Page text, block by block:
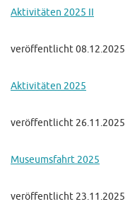
Aktivitäten 2025 II
veröffentlicht 08.12.2025
Aktivitäten 2025
veröffentlicht 26.11.2025
Museumsfahrt 2025
veröffentlicht 23.11.2025